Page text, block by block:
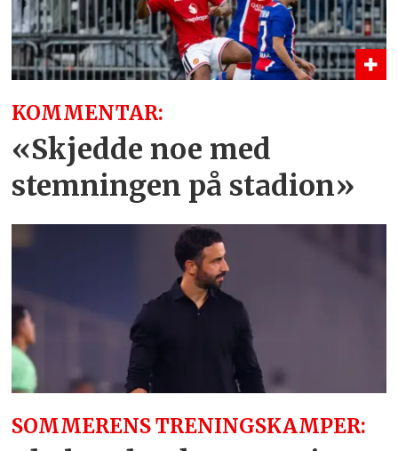
KOMMENTAR:
«Skjedde noe med
stemningen på stadion»
SOMMERENS TRENINGSKAMPER: